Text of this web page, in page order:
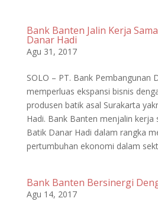
Bank Banten Jalin Kerja
Danar Hadi
Agu 31, 2017
SOLO – PT. Bank Pembangunan
memperluas ekspansi bisnis
produsen batik asal Surakarta
Hadi. Bank Banten menjalin kerja
Batik Danar Hadi dalam rangka
pertumbuhan ekonomi dalam
Bank Banten Bersinergi
Agu 14, 2017